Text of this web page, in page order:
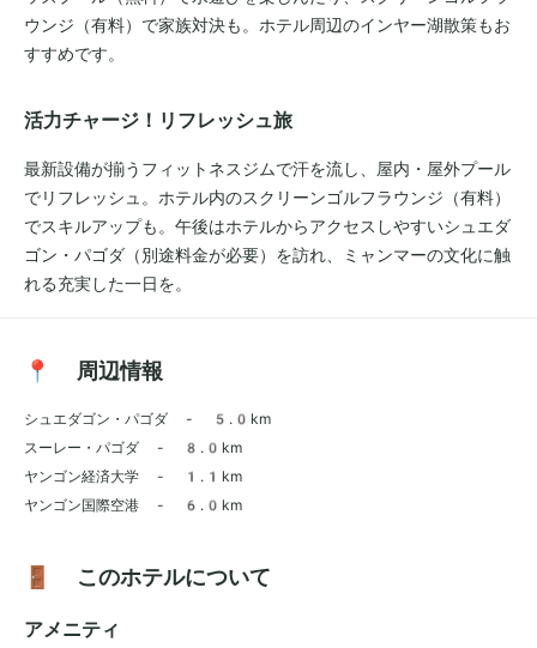
ウンジ（有料）で家族対決も。ホテル周辺のインヤー湖散策もお
すすめです。
活力チャージ！リフレッシュ旅
最新設備が揃うフィットネスジムで汗を流し、屋内・屋外プール
でリフレッシュ。ホテル内のスクリーンゴルフラウンジ（有料）
でスキルアップも。午後はホテルからアクセスしやすいシュエダ
ゴン・パゴダ（別途料金が必要）を訪れ、ミャンマーの文化に触
れる充実した一日を。
📍 周辺情報
シュエダゴン・パゴダ - 5.0km
スーレー・パゴダ - 8.0km
ヤンゴン経済大学 - 1.1km
ヤンゴン国際空港 - 6.0km
🚪 このホテルについて
アメニティ